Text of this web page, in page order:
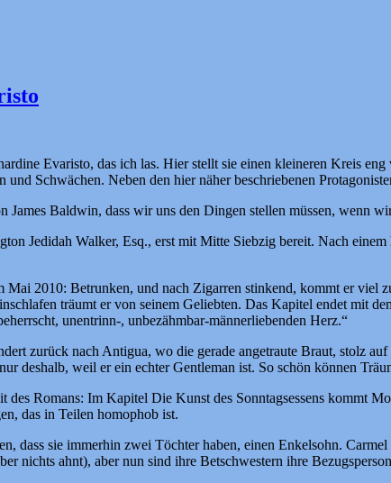
Evaristo, das ich las. Hier stellt sie einen kleineren Kreis
und Schwächen. Neben den hier näher beschriebenen
James Baldwin, dass wir uns den Dingen stellen müssen, wenn
Jedidah Walker, Esq., erst mit Mitte Siebzig bereit. Nach
2010: Betrunken, und nach Zigarren stinkend, kommt er viel
träumt er von seinem Geliebten. Das Kapitel endet mit
unentrinn-, unbezähmbar-männerliebenden Herz.“
zurück nach Antigua, wo die gerade angetraute Braut, stolz
deshalb, weil er ein echter Gentleman ist. So schön können
des Romans: Im Kapitel Die Kunst des Sonntagsessens kommt
das in Teilen homophob ist.
dass sie immerhin zwei Töchter haben, einen Enkelsohn.
nichts ahnt), aber nun sind ihre Betschwestern ihre